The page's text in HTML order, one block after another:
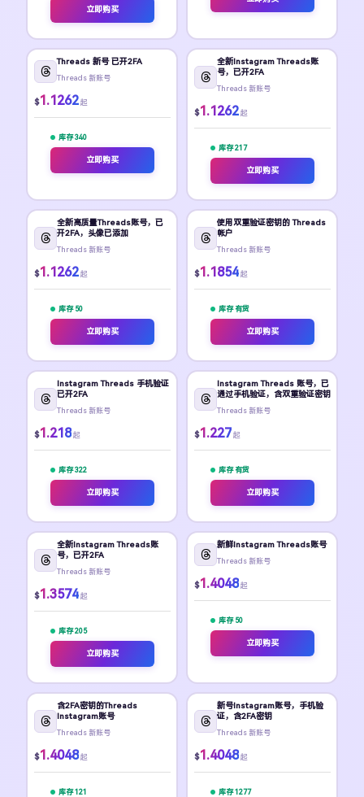
立即购买
Threads 新号 已开2FA
Threads 新账号
$1.1262 起
库存 340
立即购买
全新Instagram Threads账
号，已开2FA
Threads 新账号
$1.1262 起
库存 217
立即购买
全新高质量Threads账号，已
开2FA，头像已添加
Threads 新账号
$1.1262 起
库存 50
立即购买
使用双重验证密钥的 Threads
帐户
Threads 新账号
$1.1854 起
库存 有货
立即购买
Instagram Threads 手机验证
已开2FA
Threads 新账号
$1.218 起
库存 322
立即购买
Instagram Threads 账号，已
通过手机验证，含双重验证密钥
Threads 新账号
$1.227 起
库存 有货
立即购买
全新Instagram Threads账
号，已开2FA
Threads 新账号
$1.3574 起
库存 205
立即购买
新鲜Instagram Threads账号
Threads 新账号
$1.4048 起
库存 50
立即购买
含2FA密钥的Threads
Instagram账号
Threads 新账号
$1.4048 起
库存 121
新号Instagram账号，手机验
证，含2FA密钥
Threads 新账号
$1.4048 起
库存 1277